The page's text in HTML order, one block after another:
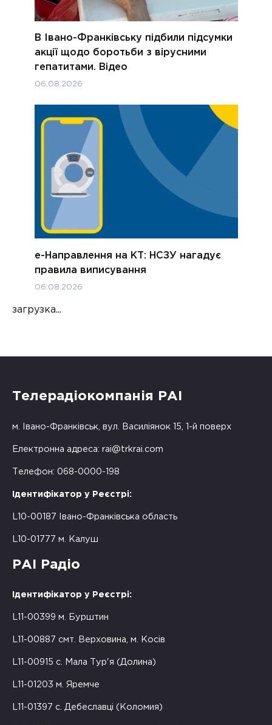
В Івано-Франківську підбили підсумки
акції щодо боротьби з вірусними
гепатитами. Відео
06.08.2026
е-Направлення на КТ: НСЗУ нагадує
правила виписування
06.08.2026
загрузка...
Телерадіокомпанія РАІ
м. Івано-Франківськ, вул. Василіянок 15, 1-й поверх
Електронна адреса: rai@trkrai.com
Телефон: 068-0000-198
Ідентифікатор у Реєстрі:
L10-00187 Івано-Франківська область
L10-01777 м. Калуш
РАІ Радіо
Ідентифікатор у Реєстрі:
L11-00399 м. Бурштин
L11-00887 смт. Верховина, м. Косів
L11-00915 с. Мала Тур'я (Долина)
L11-01203 м. Яремче
L11-01397 с. Дебеславці (Коломия)